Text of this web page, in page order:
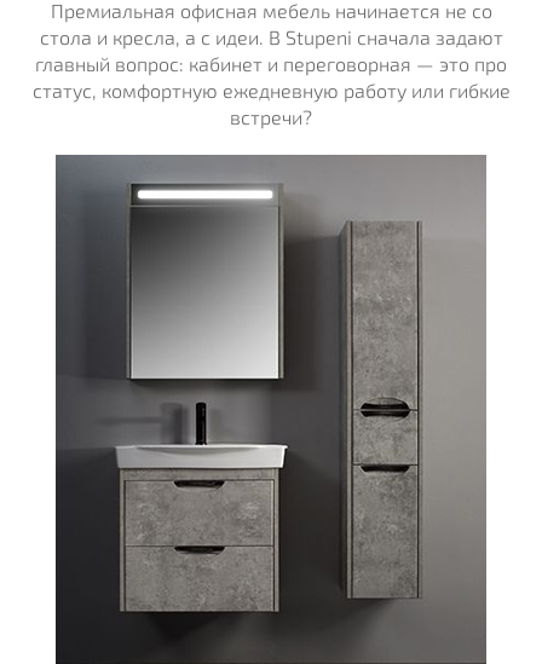
Премиальная офисная мебель начинается не со
стола и кресла, а с идеи. В Stupeni сначала задают
главный вопрос: кабинет и переговорная — это про
статус, комфортную ежедневную работу или гибкие
встречи?